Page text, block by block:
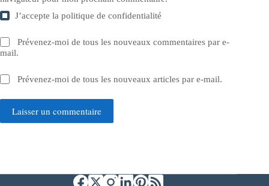
J’accepte lapolitique de confidentialité
Prévenez-moi de tous les nouveaux commentaires par e-
mail.
Prévenez-moi de tous les nouveaux articles par e-mail.
Laisser un commentaire